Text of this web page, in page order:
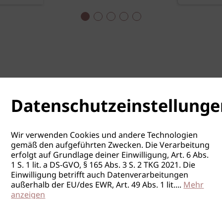
Wir verwenden Cookies und andere Technologien
gemäß den aufgeführten Zwecken. Die Verarbeitung
erfolgt auf Grundlage deiner Einwilligung, Art. 6 Abs.
1 S. 1 lit. a DS-GVO, § 165 Abs. 3 S. 2 TKG 2021. Die
Einwilligung betrifft auch Datenverarbeitungen
außerhalb der EU/des EWR, Art. 49 Abs. 1 lit....Mehr
anzeigen